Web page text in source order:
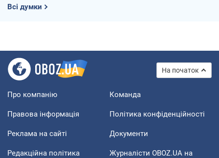
Всі думки
На початок
Про компанію Команда
Правова інформація Політика конфіденційності
Реклама на сайті Документи
Редакційна політика
Журналісти OBOZ.UA на